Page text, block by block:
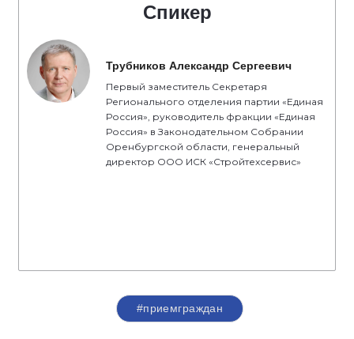
Спикер
Трубников Александр Сергеевич
Первый заместитель Секретаря
Регионального отделения партии «Единая
Россия», руководитель фракции «Единая
Россия» в Законодательном Собрании
Оренбургской области, генеральный
директор ООО ИСК «Стройтехсервис»
#приемграждан